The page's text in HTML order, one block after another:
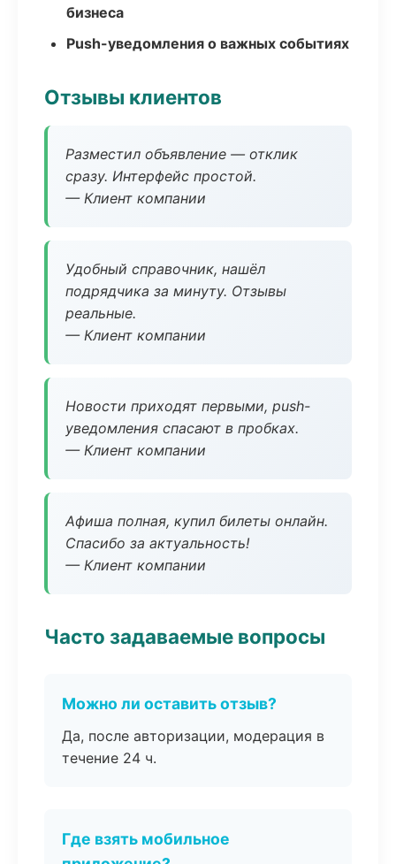
бизнеса
Push-уведомления о важных событиях
Отзывы клиентов
Разместил объявление — отклик
сразу. Интерфейс простой.
— Клиент компании
Удобный справочник, нашёл
подрядчика за минуту. Отзывы
реальные.
— Клиент компании
Новости приходят первыми, push-
уведомления спасают в пробках.
— Клиент компании
Афиша полная, купил билеты онлайн.
Спасибо за актуальность!
— Клиент компании
Часто задаваемые вопросы
Можно ли оставить отзыв?
Да, после авторизации, модерация в
течение 24 ч.
Где взять мобильное